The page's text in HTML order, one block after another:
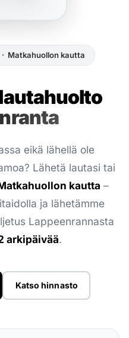
Matkahuollon kautta
eikä lähellä ole
Lähetä lautasi tai
kautta –
ja lähetämme
Lappeenrannasta
arkipäivää.
Katso hinnasto